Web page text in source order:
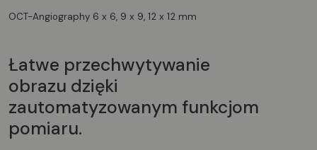
OCT-Angiography 6 x 6, 9 x 9, 12 x 12 mm
Łatwe przechwytywanie
obrazu dzięki
zautomatyzowanym funkcjom
pomiaru.